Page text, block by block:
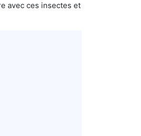
avec ces insectes et